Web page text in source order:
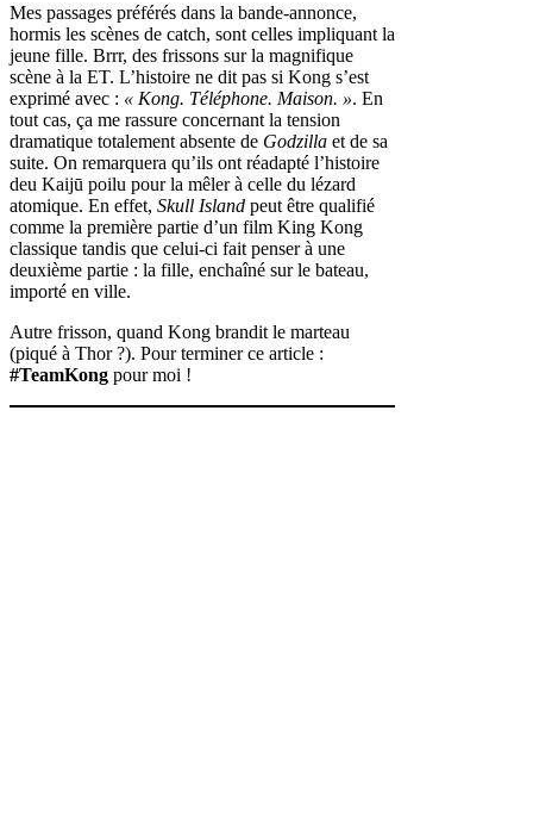
Mes passages préférés dans la bande-annonce,
hormis les scènes de catch, sont celles impliquant la
jeune fille. Brrr, des frissons sur la magnifique
scène à la ET. L’histoire ne dit pas si Kong s’est
exprimé avec : « Kong. Téléphone. Maison. ». En
tout cas, ça me rassure concernant la tension
dramatique totalement absente de Godzilla et de sa
suite. On remarquera qu’ils ont réadapté l’histoire
deu Kaijū poilu pour la mêler à celle du lézard
atomique. En effet, Skull Island peut être qualifié
comme la première partie d’un film King Kong
classique tandis que celui-ci fait penser à une
deuxième partie : la fille, enchaîné sur le bateau,
importé en ville.
Autre frisson, quand Kong brandit le marteau
(piqué à Thor ?). Pour terminer ce article :
#TeamKong pour moi !